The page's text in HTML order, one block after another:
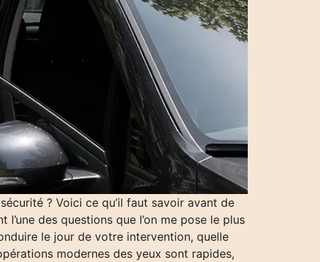
? Voici ce qu’il faut savoir avant de
des questions que l’on me pose le plus
le jour de votre intervention, quelle
modernes des yeux sont rapides,